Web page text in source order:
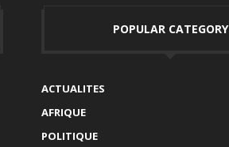
POPULAR CATEGORY
ACTUALITES
AFRIQUE
POLITIQUE